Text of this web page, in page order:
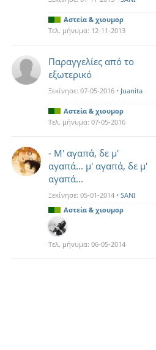
Αστεία & χιουμορ
Τελ. μήνυμα: 12-11-2013
Παραγγελίες από το
εξωτερικό
Ξεκίνησε: 07-05-2016 • Juanita
Αστεία & χιουμορ
Τελ. μήνυμα: 07-05-2016
- Μ' αγαπά, δε μ'
αγαπά... μ' αγαπά, δε μ'
αγαπά...
Ξεκίνησε: 05-01-2014 • SANI
Αστεία & χιουμορ
Τελ. μήνυμα: 06-05-2014